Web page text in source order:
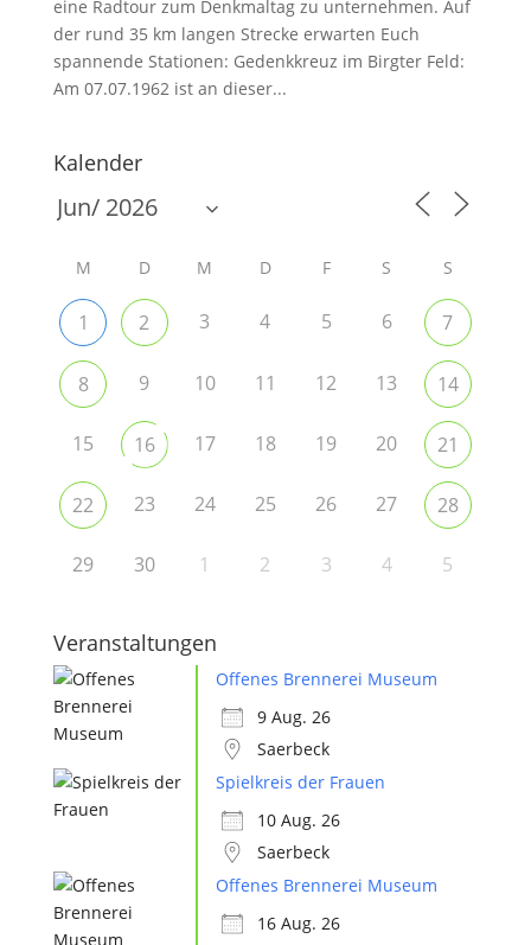
eine Radtour zum Denkmaltag zu unternehmen. Auf
der rund 35 km langen Strecke erwarten Euch
spannende Stationen: Gedenkkreuz im Birgter Feld:
Am 07.07.1962 ist an dieser...
Kalender
M D M D F S S
1 2 3 4 5 6 7
8 9 10 11 12 13 14
15 16 17 18 19 20 21
22 23 24 25 26 27 28
29 30 1 2 3 4 5
Veranstaltungen
Offenes Brennerei Museum
9 Aug. 26
Saerbeck
Spielkreis der Frauen
10 Aug. 26
Saerbeck
Offenes Brennerei Museum
16 Aug. 26